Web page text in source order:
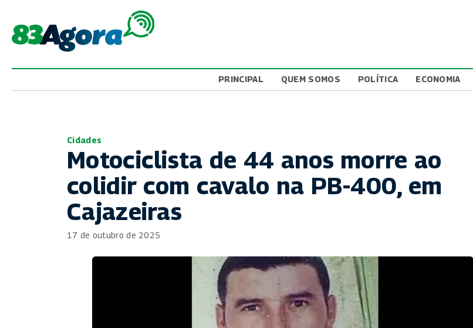
PRINCIPAL QUEM SOMOS POLÍTICA ECONOMIA
Cidades
Motociclista de 44 anos morre ao
colidir com cavalo na PB-400, em
Cajazeiras
17 de outubro de 2025